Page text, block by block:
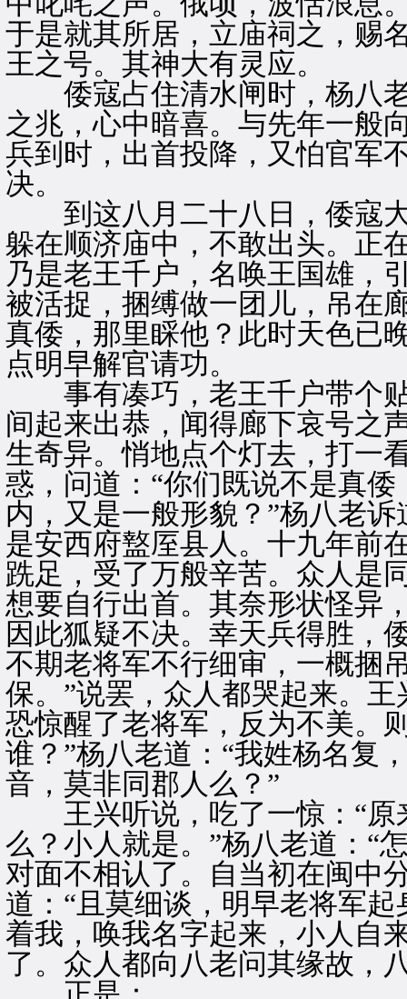
于是就其所居，立庙祠之，赐
王之号。其神大有灵应。
倭寇占住清水闸时，杨八老
之兆，心中暗喜。与先年一般
兵到时，出首投降，又怕官军
决。
到这八月二十八日，倭寇大
躲在顺济庙中，不敢出头。正
乃是老王千户，名唤王国雄，
被活捉，捆缚做一团儿，吊在
真倭，那里睬他？此时天色已
点明早解官请功。
事有凑巧，老王千户带个贴
间起来出恭，闻得廊下哀号之
生奇异。悄地点个灯去，打一
惑，问道：“你们既说不是真
内，又是一般形貌？”杨八老
是安西府盩厔县人。十九年前
跣足，受了万般辛苦。众人是
想要自行出首。其奈形状怪异
因此狐疑不决。幸天兵得胜，
不期老将军不行细审，一概捆
保。”说罢，众人都哭起来。
恐惊醒了老将军，反为不美。
谁？”杨八老道：“我姓杨名复
音，莫非同郡人么？”
王兴听说，吃了一惊：“原
么？小人就是。”杨八老道：“
对面不相认了。自当初在闽中
道：“且莫细谈，明早老将军
着我，唤我名字起来，小人自
了。众人都向八老问其缘故，